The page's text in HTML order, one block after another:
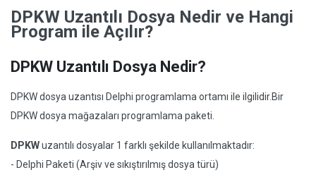
DPKW Uzantılı Dosya Nedir ve Hangi
Program ile Açılır?
DPKW Uzantılı Dosya Nedir?
DPKW dosya uzantısı Delphi programlama ortamı ile ilgilidir.Bir
DPKW dosya mağazaları programlama paketi.
DPKWuzantılı dosyalar 1 farklı şekilde kullanılmaktadır:
- Delphi Paketi (Arşiv ve sıkıştırılmış dosya türü)